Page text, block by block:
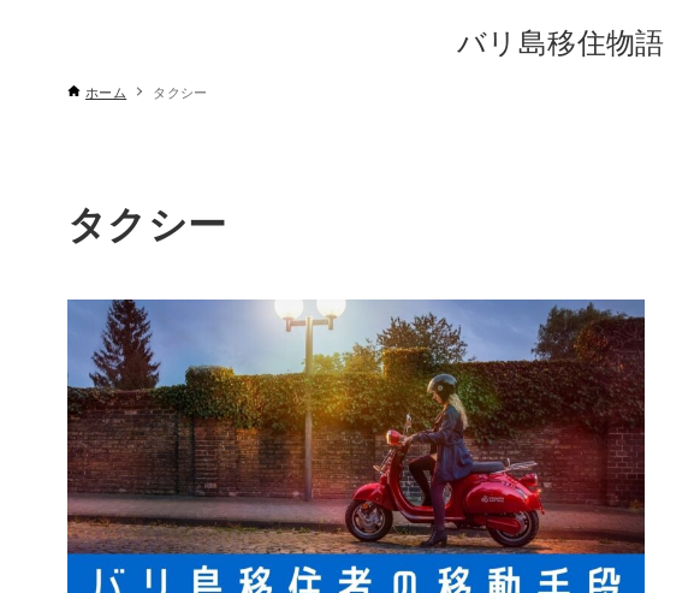
バリ島移住物語
ホーム タクシー
タクシー